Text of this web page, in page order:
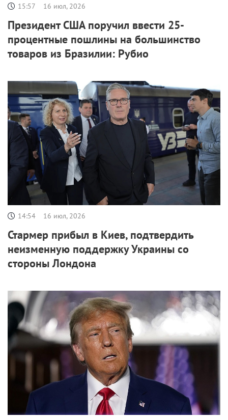
15:57 16 июл, 2026
Президент США поручил ввести 25-
процентные пошлины на большинство
товаров из Бразилии: Рубио
14:54 16 июл, 2026
Стармер прибыл в Киев, подтвердить
неизменную поддержку Украины со
стороны Лондона